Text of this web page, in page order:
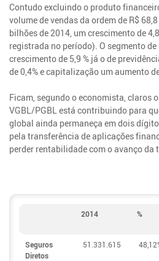
Contudo excluindo o produto
volume de vendas da ordem de R$
bilhões de 2014, um crescimento de
registrada no período). O segmento
crescimento de 5,9 % já o de
de 0,4% e capitalização um aumento de
Ficam, segundo o economista, claros
VGBL/PGBL está contribuindo para
global ainda permaneça em dois
pela transferência de aplicações
perder rentabilidade com o avanço da
2014 %
Seguros
Diretos
51.331.615